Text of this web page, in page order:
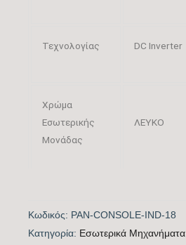
Κωδικός: PAN-CONSOLE-IND-18
Kατηγορία: Eσωτερικά Μηχανήματα
Τεχνολογίας DC Inverter
Χρώμα
Εσωτερικής
Μονάδας
ΛΕΥΚΟ
Ασύρματου
Χειριστηρίου
ΛΕΥΚΟ